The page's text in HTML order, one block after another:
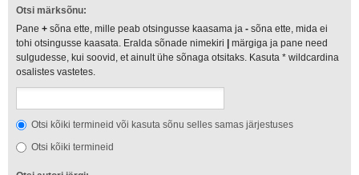
Otsi märksõnu:
Pane + sõna ette, mille peab otsingusse kaasama ja - sõna ette, mida ei
tohi otsingusse kaasata. Eralda sõnade nimekiri
märgiga ja pane need
sulgudesse, kui soovid, et ainult ühe sõnaga otsitaks. Kasuta * wildcardina
osalistes vastetes.
Otsi kõiki termineid või kasuta sõnu selles samas järjestuses
Otsi kõiki termineid